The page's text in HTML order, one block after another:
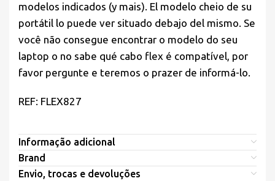
modelos indicados (y mais). El modelo cheio de su
portátil lo puede ver situado debajo del mismo. Se
você não consegue encontrar o modelo do seu
laptop o no sabe qué cabo flex é compatível, por
favor pergunte e teremos o prazer de informá-lo.
REF: FLEX827
Informação adicional
Brand
Envio, trocas e devoluções